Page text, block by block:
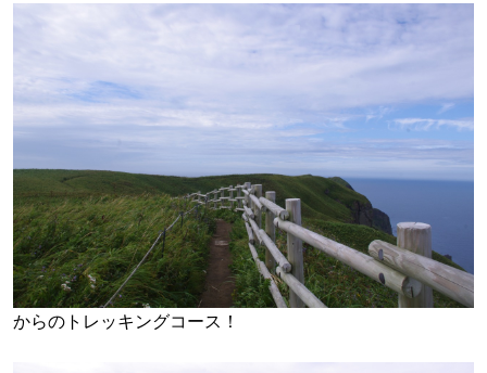
からのトレッキングコース！